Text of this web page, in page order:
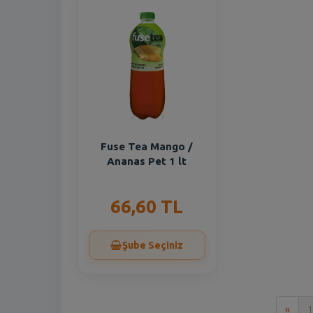
Fuse Tea Mango /
Ananas Pet 1 lt
66,60 TL
Şube Seçiniz
« 1